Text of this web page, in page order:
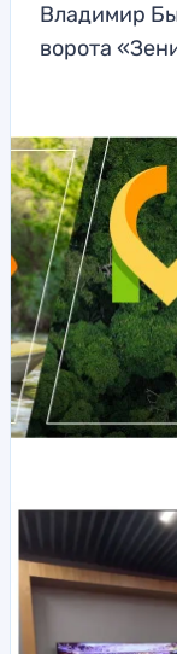
Владимир
ворота